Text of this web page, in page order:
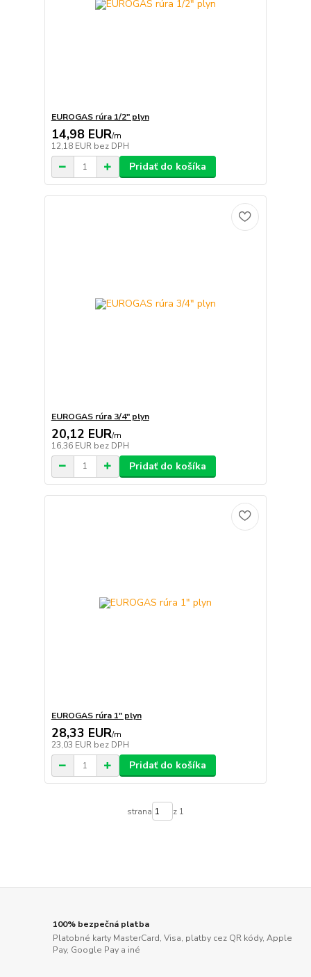
EUROGAS rúra 1/2" plyn
14,98 EUR/m
12,18 EUR bez DPH
Pridať do košíka
EUROGAS rúra 3/4" plyn
20,12 EUR/m
16,36 EUR bez DPH
Pridať do košíka
EUROGAS rúra 1" plyn
28,33 EUR/m
23,03 EUR bez DPH
Pridať do košíka
strana z 1
100% bezpečná platba
Platobné karty MasterCard, Visa, platby cez QR kódy, Apple
Pay, Google Pay a iné